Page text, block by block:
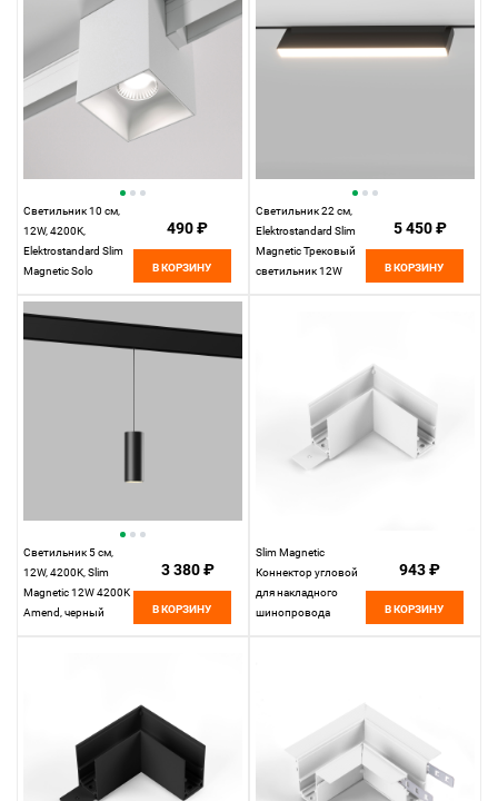
Светильник 10 см,
12W, 4200K,
Elektrostandard Slim
Magnetic Solo
белый
490 ₽
В КОРЗИНУ
Светильник 22 см,
Elektrostandard Slim
Magnetic Трековый
светильник 12W
5 450 ₽
В КОРЗИНУ
Светильник 5 см,
12W, 4200K, Slim
Magnetic 12W 4200K
Amend, черный
3 380 ₽
В КОРЗИНУ
Slim Magnetic
Коннектор угловой
для накладного
шинопровода
943 ₽
В КОРЗИНУ